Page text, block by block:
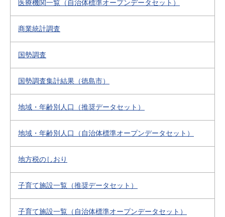
医療機関一覧（自治体標準オープンデータセット）
商業統計調査
国勢調査
国勢調査集計結果（徳島市）
地域・年齢別人口（推奨データセット）
地域・年齢別人口（自治体標準オープンデータセット）
地方税のしおり
子育て施設一覧（推奨データセット）
子育て施設一覧（自治体標準オープンデータセット）